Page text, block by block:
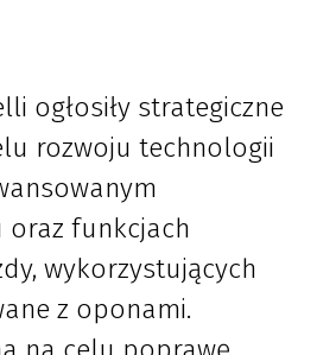
ogłosiły strategiczne
rozwoju technologii
funkcjach
wykorzystujących
z oponami.